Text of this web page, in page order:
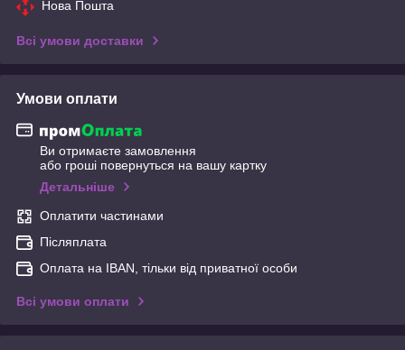
Нова Пошта
Всі умови доставки
Умови оплати
Ви отримаєте замовлення
або гроші повернуться на вашу картку
Детальніше
Оплатити частинами
Післяплата
Оплата на IBAN, тільки від приватної особи
Всі умови оплати